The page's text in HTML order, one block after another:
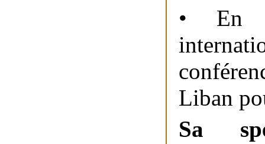
• En
Liban
Sa